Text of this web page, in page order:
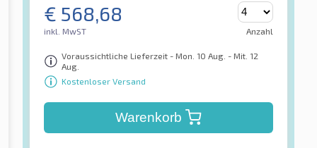
€ 568,68
inkl. MwST Anzahl
Voraussichtliche Lieferzeit - Mon. 10 Aug. - Mit. 12
Aug.
Kostenloser Versand
Warenkorb